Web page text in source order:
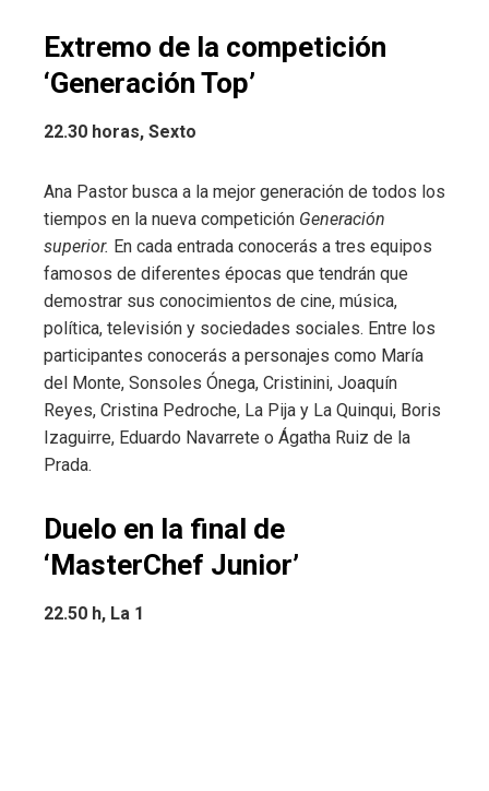
Extremo de la competición
‘Generación Top’
22.30 horas, Sexto
Ana Pastor busca a la mejor generación de todos los
tiempos en la nueva competición Generación
superior. En cada entrada conocerás a tres equipos
famosos de diferentes épocas que tendrán que
demostrar sus conocimientos de cine, música,
política, televisión y sociedades sociales. Entre los
participantes conocerás a personajes como María
del Monte, Sonsoles Ónega, Cristinini, Joaquín
Reyes, Cristina Pedroche, La Pija y La Quinqui, Boris
Izaguirre, Eduardo Navarrete o Ágatha Ruiz de la
Prada.
Duelo en la final de
‘MasterChef Junior’
22.50 h, La 1